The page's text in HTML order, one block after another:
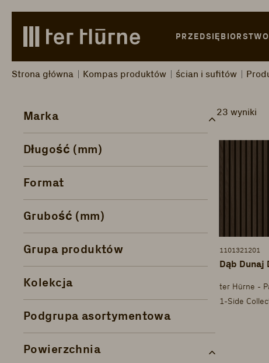
to main content
Skip to search
Skip to main navigation
PRZEDSIĘBIORSTWO
Strona główna Kompas produktów ścian i sufitów
Marka
Długość (mm)
Format
Grubość (mm)
Grupa produktów
Kolekcja
Podgrupa asortymentowa
Powierzchnia
23 wyniki
1101321201
Dąb Dunaj
ter Hürne -
1-Side